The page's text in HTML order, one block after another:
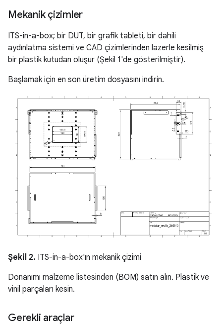
Mekanik çizimler
ITS-in-a-box; bir DUT, bir grafik tableti, bir dahili
aydınlatma sistemi ve CAD çizimlerinden lazerle kesilmiş
bir plastik kutudan oluşur (Şekil 1'de gösterilmiştir).
Başlamak için en son üretim dosyasını indirin.
Şekil 2. ITS-in-a-box'ın mekanik çizimi
Donanımı malzeme listesinden (BOM) satın alın. Plastik ve
vinil parçaları kesin.
Gerekli araçlar